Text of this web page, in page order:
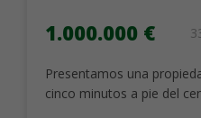
1.000.000 €
Presentamos una
cinco minutos a pie del